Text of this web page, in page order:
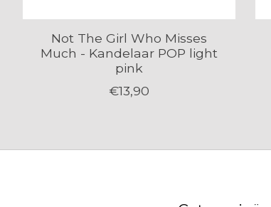
Not The Girl Who Misses
Much - Kandelaar POP light
pink
€13,90